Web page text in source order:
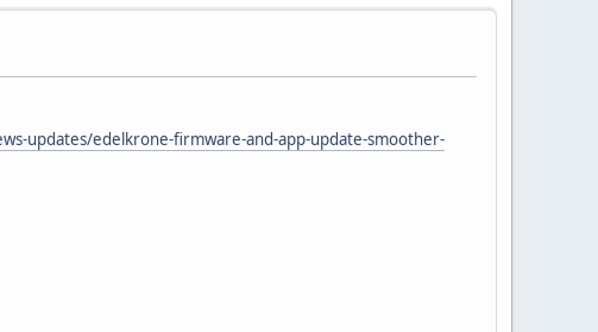
updates/edelkrone-firmware-and-app-update-smoother-